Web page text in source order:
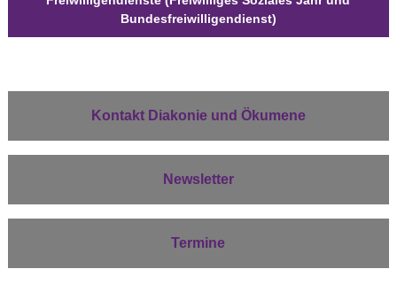
Bundesfreiwilligendienst)
Kontakt Diakonie und Ökumene
Newsletter
Termine